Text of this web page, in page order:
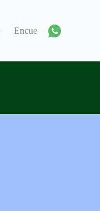
Encuentra un